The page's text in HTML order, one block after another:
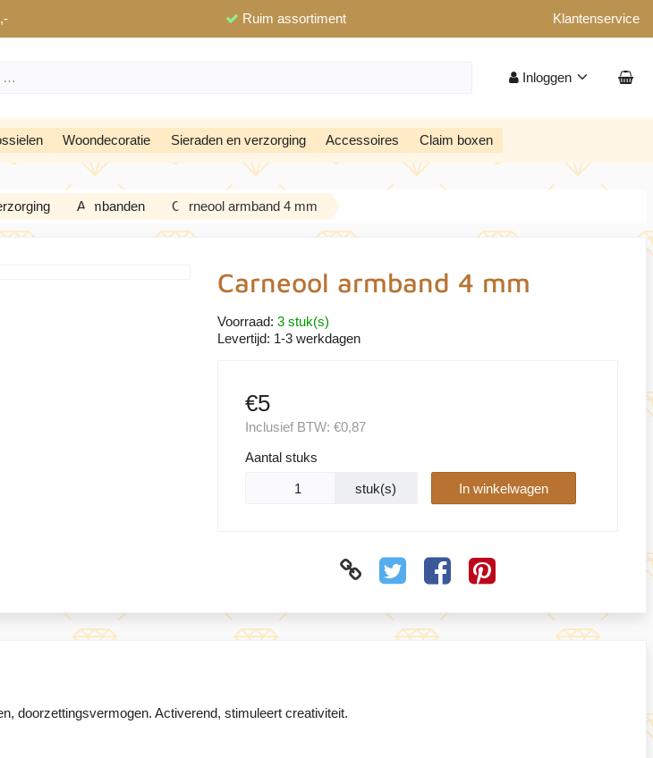
Ruim assortiment Klantenservice
Inloggen
Woondecoratie Sieraden en verzorging Accessoires Claim boxen
Armbanden Carneool armband 4 mm
Carneool armband 4 mm
Voorraad: 3 stuk(s)
Levertijd: 1-3 werkdagen
€5
Inclusief BTW: €0,87
Aantal stuks
stuk(s) In winkelwagen
doorzettingsvermogen. Activerend, stimuleert creativiteit.